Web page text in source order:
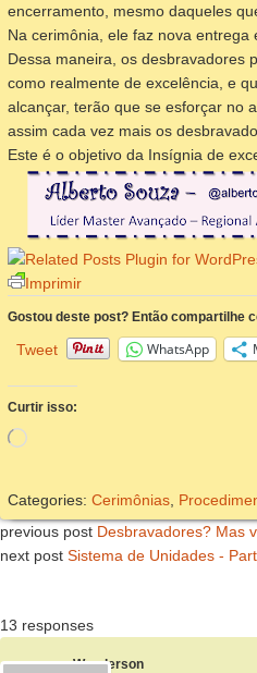
encerramento, mesmo daqueles
Na cerimônia, ele faz nova entrega
Dessa maneira, os desbravadores
como realmente de excelência, e
alcançar, terão que se esforçar no
assim cada vez mais os
Este é o objetivo da Insígnia de
Imprimir
Gostou deste post? Então compartilhe
Tweet WhatsApp
Curtir isso:
Carregando...
Categories: Cerimônias
previous post Desbravadores? Mas
next post Sistema de Unidades -
13 responses
Wanderson